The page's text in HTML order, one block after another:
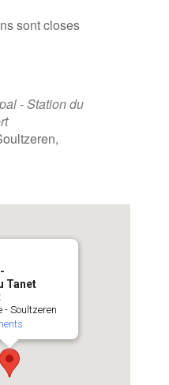
sont closes
- Station du
Tanet
- Soultzeren